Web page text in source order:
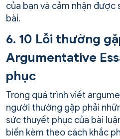
của bạn và cảm nhận
bài.
6. 10 Lỗi thường
Argumentative
phục
Trong quá trình viết
người thường gặp phải
sức thuyết phục của bài
biến kèm theo cách khắc